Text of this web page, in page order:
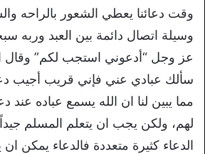
وقت دعائنا يعطي الشعور بالراحه
وسيلة اتصال دائمة بين العبد وربه
عز وجل “أدعوني استجب لكم” وقال
سألك عبادي عني فإني قريب أجيب
مما يبين لنا ان الله يسمع عباده عند
لهم، ولكن يجب ان يتعلم المسلم
الدعاء كثيرة متعددة فالدعاء يمكن